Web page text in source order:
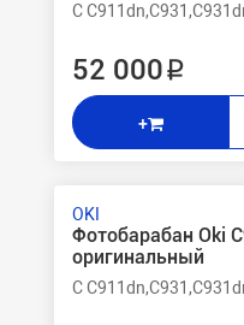
C
52 000 ₽
+
OKI
Фотобарабан Oki
оригинальный
C